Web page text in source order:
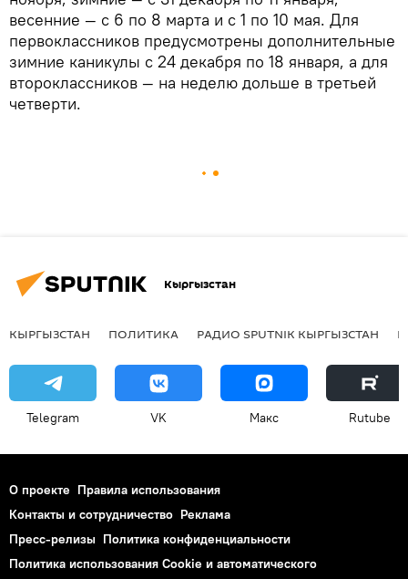
весенние — с 6 по 8 марта и с 1 по 10 мая. Для
первоклассников предусмотрены дополнительные
зимние каникулы с 24 декабря по 18 января, а для
второклассников — на неделю дольше в третьей
четверти.
Кыргызстан
КЫРГЫЗСТАН ПОЛИТИКА РАДИО SPUTNIK КЫРГЫЗСТАН
Telegram VK Макс Rutube
О проекте Правила использования
Контакты и сотрудничество Реклама
Пресс-релизы Политика конфиденциальности
Политика использования Cookie и автоматического